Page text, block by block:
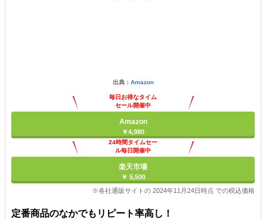
出典： Amazon
毎日お得なタイム
セール開催中
Amazon
￥4,980
24時間タイムセー
ル毎日開催中
楽天市場
￥ 5,500
※各社通販サイトの 2024年11月24日時点 での税込価格
定番商品のなかでもリピート率高し！